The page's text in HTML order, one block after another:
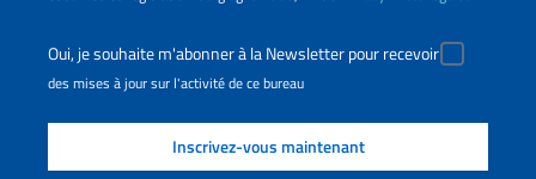
Oui, je souhaite m'abonner à la Newsletter pour recevoir
des mises à jour sur l'activité de ce bureau